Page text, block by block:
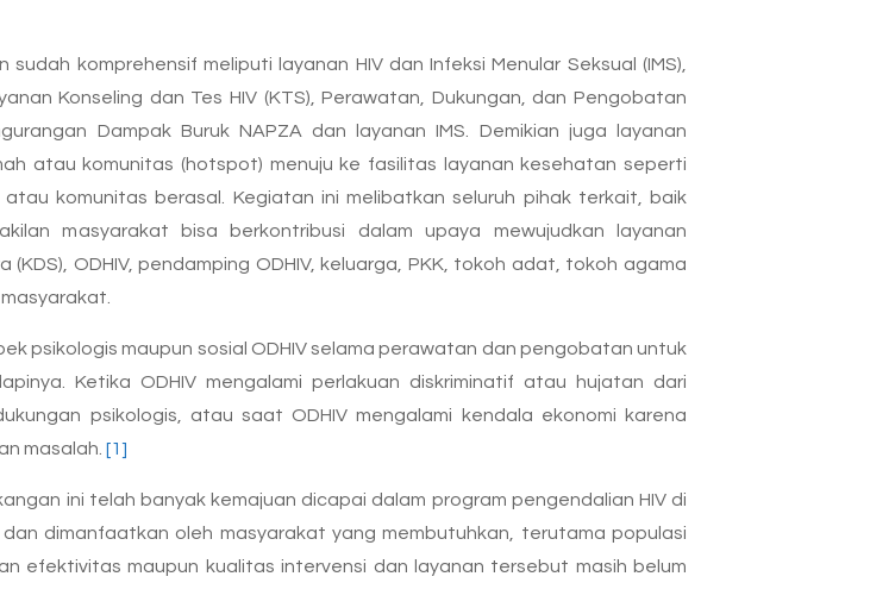
komprehensif meliputi layanan HIV dan Infeksi Menular Seksual (IMS),
Konseling dan Tes HIV (KTS), Perawatan, Dukungan, dan Pengobatan
Dampak Buruk NAPZA dan layanan IMS. Demikian juga layanan
atau komunitas (hotspot) menuju ke fasilitas layanan kesehatan seperti
komunitas berasal. Kegiatan ini melibatkan seluruh pihak terkait, baik
masyarakat bisa berkontribusi dalam upaya mewujudkan layanan
ODHIV, pendamping ODHIV, keluarga, PKK, tokoh adat, tokoh agama
psikologis maupun sosial ODHIV selama perawatan dan pengobatan untuk
Ketika ODHIV mengalami perlakuan diskriminatif atau hujatan dari
psikologis, atau saat ODHIV mengalami kendala ekonomi karena
masalah. [1]
ini telah banyak kemajuan dicapai dalam program pengendalian HIV di
dimanfaatkan oleh masyarakat yang membutuhkan, terutama populasi
efektivitas maupun kualitas intervensi dan layanan tersebut masih belum